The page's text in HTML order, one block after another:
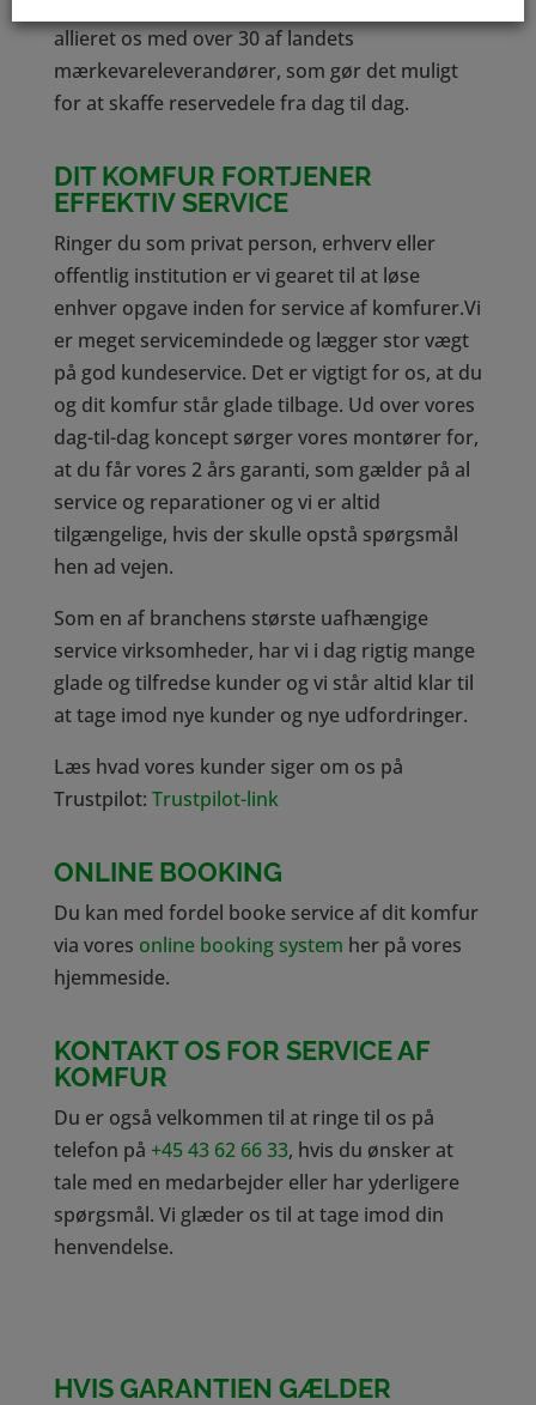
allieret os med over 30 af landets
mærkevareleverandører, som gør det muligt
for at skaffe reservedele fra dag til dag.
DIT KOMFUR FORTJENER
EFFEKTIV SERVICE
Ringer du som privat person, erhverv eller
offentlig institution er vi gearet til at løse
enhver opgave inden for service af komfurer.Vi
er meget servicemindede og lægger stor vægt
på god kundeservice. Det er vigtigt for os, at du
og dit komfur står glade tilbage. Ud over vores
dag-til-dag koncept sørger vores montører for,
at du får vores 2 års garanti, som gælder på al
service og reparationer og vi er altid
tilgængelige, hvis der skulle opstå spørgsmål
hen ad vejen.
Som en af branchens største uafhængige
service virksomheder, har vi i dag rigtig mange
glade og tilfredse kunder og vi står altid klar til
at tage imod nye kunder og nye udfordringer.
Læs hvad vores kunder siger om os på
Trustpilot: Trustpilot-link
ONLINE BOOKING
Du kan med fordel booke service af dit komfur
via vores online booking system her på vores
hjemmeside.
KONTAKT OS FOR SERVICE AF
KOMFUR
Du er også velkommen til at ringe til os på
telefon på +45 43 62 66 33, hvis du ønsker at
tale med en medarbejder eller har yderligere
spørgsmål. Vi glæder os til at tage imod din
henvendelse.
HVIS GARANTIEN GÆLDER